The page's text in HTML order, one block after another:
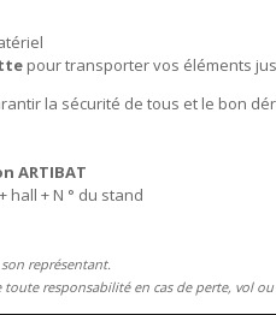
pour transporter vos éléments
la sécurité de tous et le bon
ARTIBAT
hall + N ° du stand
représentant.
toute responsabilité en cas de perte, vol